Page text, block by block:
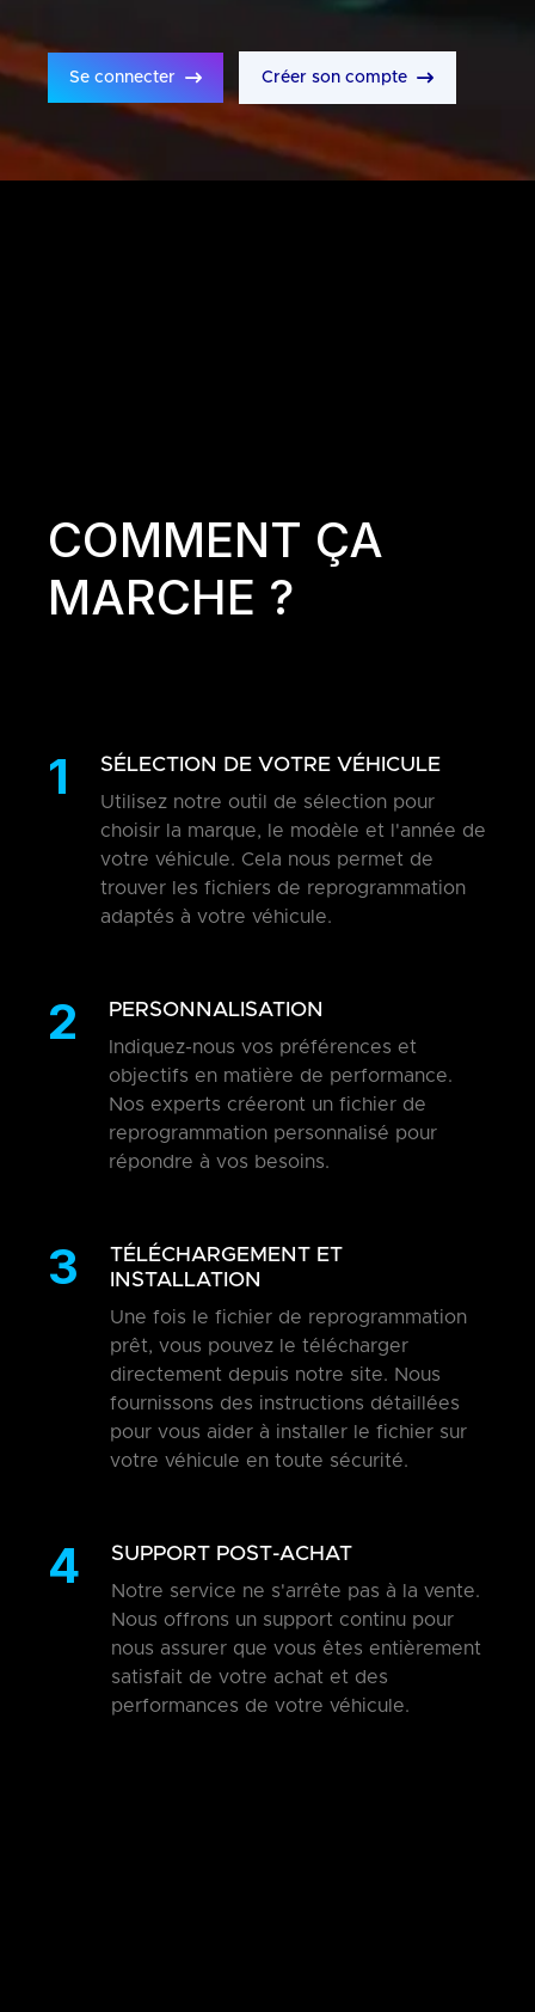
Se connecter Créer son compte
COMMENT ÇA
MARCHE ?
1 SÉLECTION DE VOTRE VÉHICULE
Utilisez notre outil de sélection pour
choisir la marque, le modèle et l'année de
votre véhicule. Cela nous permet de
trouver les fichiers de reprogrammation
adaptés à votre véhicule.
2 PERSONNALISATION
Indiquez-nous vos préférences et
objectifs en matière de performance.
Nos experts créeront un fichier de
reprogrammation personnalisé pour
répondre à vos besoins.
3
TÉLÉCHARGEMENT ET
INSTALLATION
Une fois le fichier de reprogrammation
prêt, vous pouvez le télécharger
directement depuis notre site. Nous
fournissons des instructions détaillées
pour vous aider à installer le fichier sur
votre véhicule en toute sécurité.
4 SUPPORT POST-ACHAT
Notre service ne s'arrête pas à la vente.
Nous offrons un support continu pour
nous assurer que vous êtes entièrement
satisfait de votre achat et des
performances de votre véhicule.